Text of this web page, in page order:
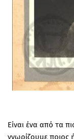
Είναι ένα από τα
γνωρίζουμε ποιος